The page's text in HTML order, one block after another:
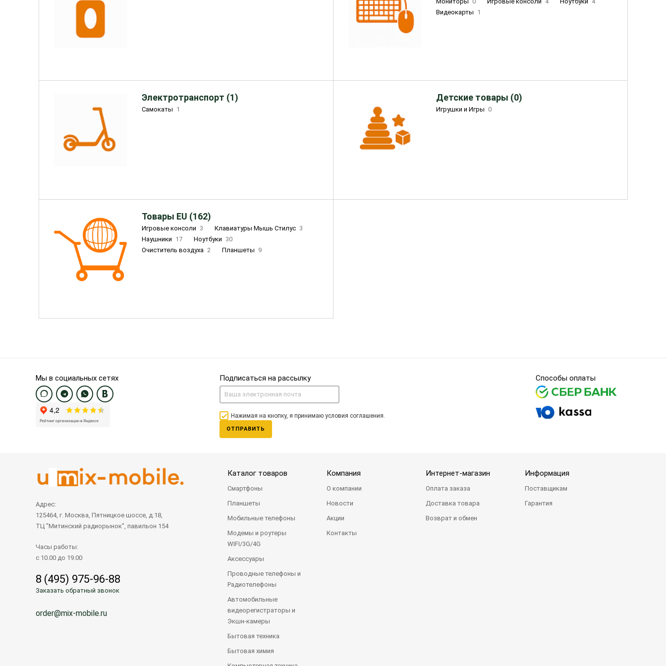
Видеокарты 1
Электротранспорт (1)
Самокаты 1
Детские товары (0)
Игрушки и Игры 0
Товары EU (162)
Игровые консоли 3 Клавиатуры Мышь Стилус 3
Наушники 17 Ноутбуки 30
Очиститель воздуха 2 Планшеты 9
Мы в социальных сетях Подписаться на рассылку
Нажимая на кнопку, я принимаю условия соглашения.
ОТПРАВИТЬ
Способы оплаты
Адрес:
125464, г. Москва, Пятницкое шоссе, д.18,
ТЦ "Митинский радиорынок", павильон 154
Часы работы:
с 10.00 до 19.00
8 (495) 975-96-88
Заказать обратный звонок
order@mix-mobile.ru
Каталог товаров
Смартфоны
Планшеты
Мобильные телефоны
Модемы и роутеры
WIFI/3G/4G
Аксессуары
Проводные телефоны и
Радиотелефоны
Автомобильные
видеорегистраторы и
Экшн-камеры
Бытовая техника
Бытовая химия
Компания
О компании
Новости
Акции
Контакты
Интернет-магазин
Оплата заказа
Доставка товара
Возврат и обмен
Информация
Поставщикам
Гарантия